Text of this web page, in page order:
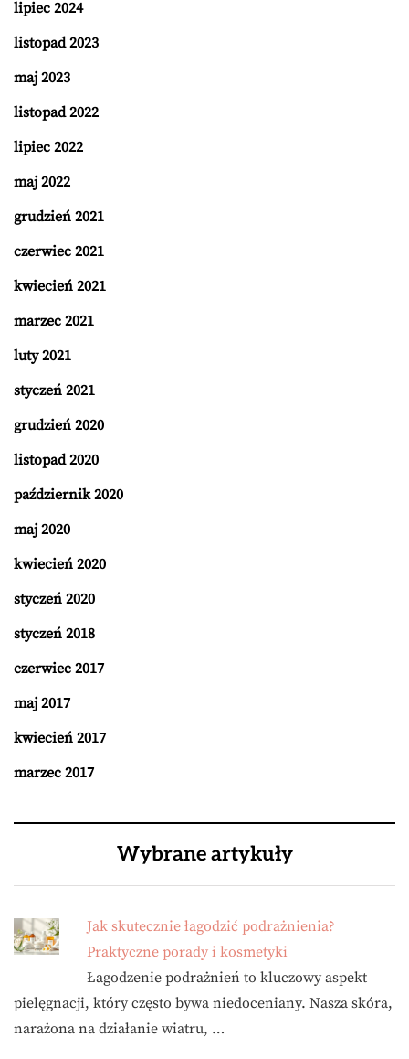
lipiec 2024
listopad 2023
maj 2023
listopad 2022
lipiec 2022
maj 2022
grudzień 2021
czerwiec 2021
kwiecień 2021
marzec 2021
luty 2021
styczeń 2021
grudzień 2020
listopad 2020
październik 2020
maj 2020
kwiecień 2020
styczeń 2020
styczeń 2018
czerwiec 2017
maj 2017
kwiecień 2017
marzec 2017
Wybrane artykuły
Jak skutecznie łagodzić podrażnienia?
Praktyczne porady i kosmetyki
Łagodzenie podrażnień to kluczowy aspekt
pielęgnacji, który często bywa niedoceniany. Nasza skóra,
narażona na działanie wiatru, …